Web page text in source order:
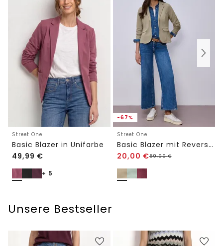
Street One
Basic Blazer in Unifarbe
49,99 €
+ 5
-67%
Street One
Basic Blazer mit Reverskragen
20,00 €59,99€
Unsere Bestseller